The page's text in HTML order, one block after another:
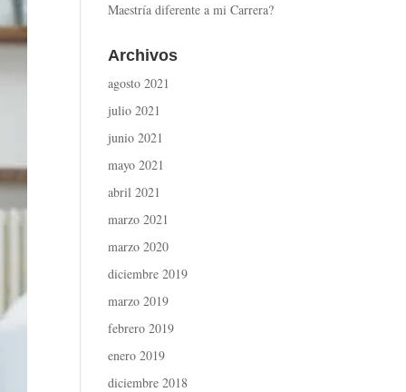
Maestría diferente a mi Carrera?
Archivos
agosto 2021
julio 2021
junio 2021
mayo 2021
abril 2021
marzo 2021
marzo 2020
diciembre 2019
marzo 2019
febrero 2019
enero 2019
diciembre 2018